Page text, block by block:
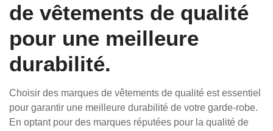
de vêtements de qualité
pour une meilleure
durabilité.
Choisir des marques de vêtements de qualité est essentiel
pour garantir une meilleure durabilité de votre garde-robe.
En optant pour des marques réputées pour la qualité de